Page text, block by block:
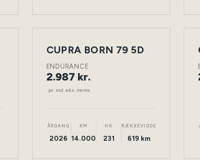
LEASING
NY
ELEKTRISK TØNDER
CUPRA BORN 79 5D
ENDURANCE
2.987 kr.
pr. md. eks. moms
ÅRGANG
2026
KM
14.000
HK
231
RÆKKEVIDDE
619 km